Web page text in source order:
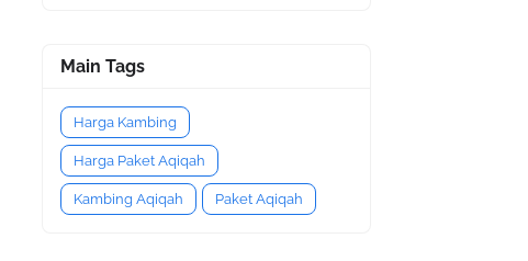
Main Tags
Harga Kambing
Harga Paket Aqiqah
Kambing Aqiqah Paket Aqiqah